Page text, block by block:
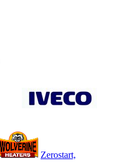
Zerostart,